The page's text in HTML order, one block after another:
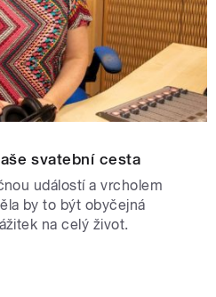
svatební cesta
událostí a vrcholem
by to být obyčejná
na celý život.